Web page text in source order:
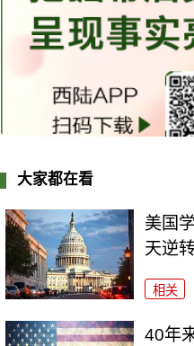
大家都在看
美国
天逆
相关
40年